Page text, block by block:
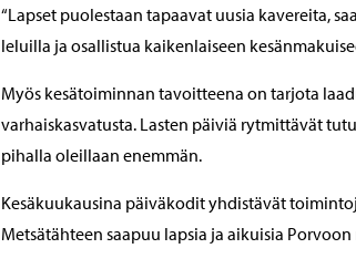
“Lapset puolestaan tapaavat uusia kavereita,
leluilla ja osallistua kaikenlaiseen
Myös kesätoiminnan tavoitteena on tarjota
varhaiskasvatusta. Lasten päiviä rytmittävät
pihalla oleillaan enemmän.
Kesäkuukausina päiväkodit yhdistävät
Metsätähteen saapuu lapsia ja aikuisia